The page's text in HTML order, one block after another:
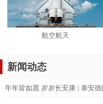
航空航天
新闻动态
年年皆如愿 岁岁长安康 | 泰安